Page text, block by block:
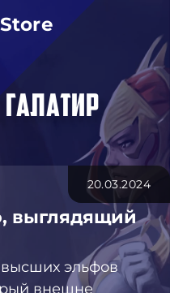
20.03.2024
выглядящий
эльфов
внешне